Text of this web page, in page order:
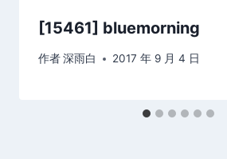
[15461] bluemorning
作者深雨白 2017 年 9 月 4 日